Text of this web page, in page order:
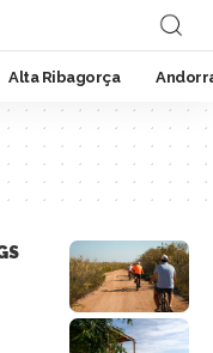
Alta Ribagorça